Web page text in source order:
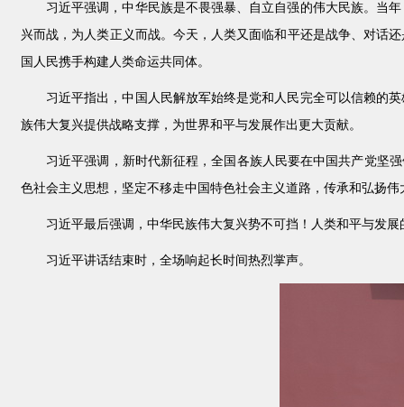
习近平强调，中华民族是不畏强暴、自立自强的伟大民族。当
兴而战，为人类正义而战。今天，人类又面临和平还是战争、对话
国人民携手构建人类命运共同体。
习近平指出，中国人民解放军始终是党和人民完全可以信赖的
族伟大复兴提供战略支撑，为世界和平与发展作出更大贡献。
习近平强调，新时代新征程，全国各族人民要在中国共产党坚
色社会主义思想，坚定不移走中国特色社会主义道路，传承和弘扬
习近平最后强调，中华民族伟大复兴势不可挡！人类和平与发
习近平讲话结束时，全场响起长时间热烈掌声。